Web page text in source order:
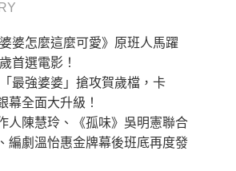
婆怎麼這麼可愛》原班人馬躍
首選電影！
最強婆婆」搶攻賀歲檔，卡
幕全面大升級！
人陳慧玲、《孤味》吳明憲聯合
編劇溫怡惠金牌幕後班底再度發